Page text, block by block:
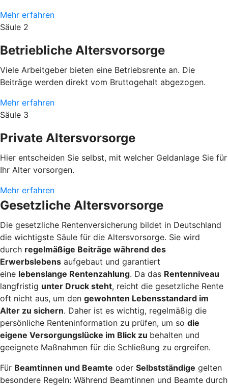
Mehr erfahren
Säule 2
Betriebliche Altersvorsorge
Viele Arbeitgeber bieten eine Betriebsrente an. Die
Beiträge werden direkt vom Bruttogehalt abgezogen.
Mehr erfahren
Säule 3
Private Altersvorsorge
Hier entscheiden Sie selbst, mit welcher Geldanlage Sie für
Ihr Alter vorsorgen.
Mehr erfahren
Gesetzliche Altersvorsorge
Die gesetzliche Rentenversicherung bildet in Deutschland
die wichtigste Säule für die Altersvorsorge. Sie wird
durch regelmäßige Beiträge während des
Erwerbslebens aufgebaut und garantiert
eine lebenslange Rentenzahlung. Da das Rentenniveau
langfristig unter Druck steht, reicht die gesetzliche Rente
oft nicht aus, um den gewohnten Lebensstandard im
Alter zu sichern. Daher ist es wichtig, regelmäßig die
persönliche Renteninformation zu prüfen, um so die
eigene Versorgungslücke im Blick zu behalten und
geeignete Maßnahmen für die Schließung zu ergreifen.
Für Beamtinnen und Beamte oder Selbstständige gelten
besondere Regeln: Während Beamtinnen und Beamte durch